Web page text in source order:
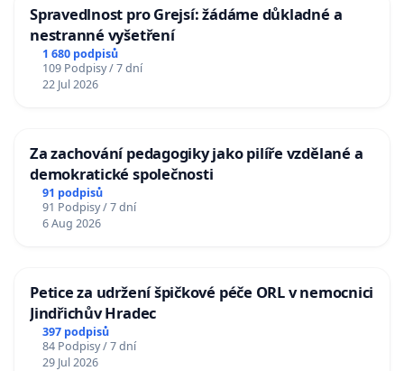
Spravedlnost pro Grejsí: žádáme důkladné a
nestranné vyšetření
1 680 podpisů
109 Podpisy / 7 dní
22 Jul 2026
Za zachování pedagogiky jako pilíře vzdělané a
demokratické společnosti
91 podpisů
91 Podpisy / 7 dní
6 Aug 2026
Petice za udržení špičkové péče ORL v nemocnici
Jindřichův Hradec
397 podpisů
84 Podpisy / 7 dní
29 Jul 2026